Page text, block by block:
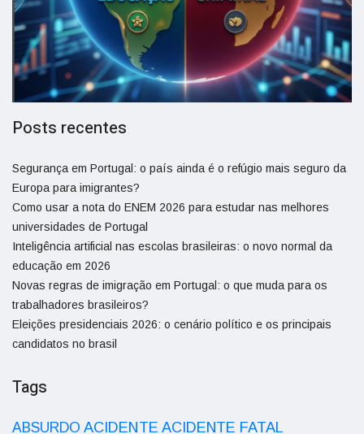
Posts recentes
Segurança em Portugal: o país ainda é o refúgio mais seguro da
Europa para imigrantes?
Como usar a nota do ENEM 2026 para estudar nas melhores
universidades de Portugal
Inteligência artificial nas escolas brasileiras: o novo normal da
educação em 2026
Novas regras de imigração em Portugal: o que muda para os
trabalhadores brasileiros?
Eleições presidenciais 2026: o cenário político e os principais
candidatos no brasil
Tags
ABSURDO ACIDENTE ACIDENTE FATAL